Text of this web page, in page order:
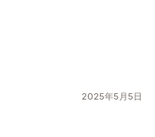
2025年5月5日